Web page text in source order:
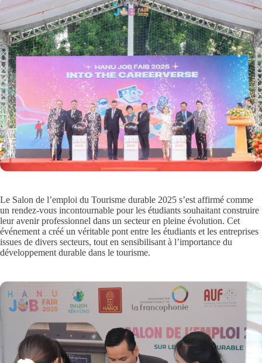
Le Salon de l’emploi du Tourisme durable 2025 s’est affirmé comme
un rendez-vous incontournable pour les étudiants souhaitant construire
leur avenir professionnel dans un secteur en pleine évolution. Cet
événement a créé un véritable pont entre les étudiants et les entreprises
issues de divers secteurs, tout en sensibilisant à l’importance du
développement durable dans le tourisme.